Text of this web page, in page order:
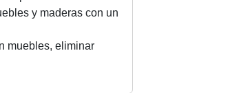
y maderas con un
muebles, eliminar